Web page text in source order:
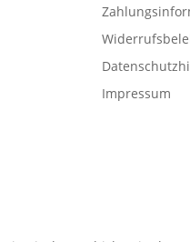
Impressum